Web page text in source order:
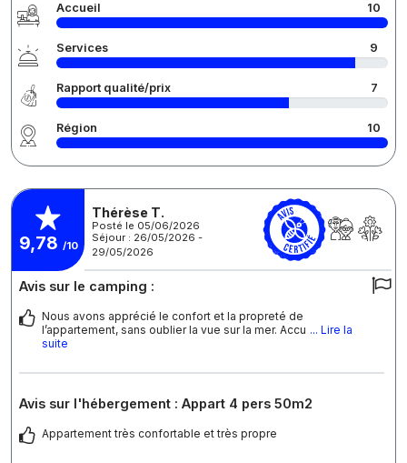
Accueil 10
Services 9
Rapport qualité/prix 7
Région 10
9,78 /10
Thérèse T.
Posté le 05/06/2026
Séjour : 26/05/2026 -
29/05/2026
Avis sur le camping :
Nous avons apprécié le confort et la propreté de
l’appartement, sans oublier la vue sur la mer. Accu ... Lire la
suite
Avis sur l'hébergement : Appart 4 pers 50m2
Appartement très confortable et très propre